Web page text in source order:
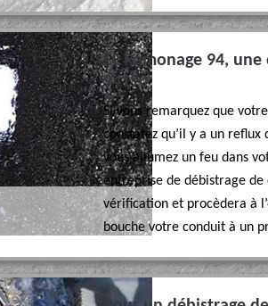
EL Ramonage 94,
94190
Si vous remarquez que
constatez qu’il y a un
vous allumez un feu dans
entreprise de débistrage
vérification et procèdera à
bouche votre conduit à un